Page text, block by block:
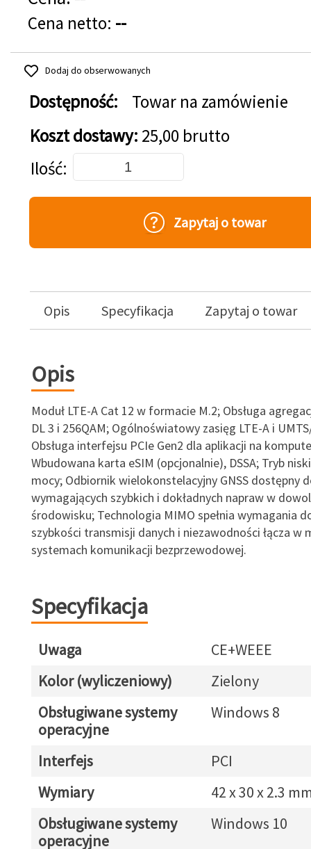
Cena netto: --
Dodaj do obserwowanych
Dostępność:
Towar na zamówienie
Koszt dostawy: 25,00 brutto
Dodaj do koszyka
Ilość
Zapytaj o towar
Opis Specyfikacja Zapytaj o towar
Opis
Moduł LTE-A Cat 12 w formacie M.2; Obsługa
DL 3 i 256QAM; Ogólnoświatowy zasięg LTE-A i
Obsługa interfejsu PCIe Gen2 dla aplikacji na
Wbudowana karta eSIM (opcjonalnie), DSSA; Tryb
mocy; Odbiornik wielokonstelacyjny GNSS dostępny
wymagających szybkich i dokładnych napraw w
środowisku; Technologia MIMO spełnia wymagania
szybkości transmisji danych i niezawodności łącza w
systemach komunikacji bezprzewodowej.
Specyfikacja
Uwaga
CE+WEEE
Kolor (wyliczeniowy)
Zielony
Obsługiwane systemy
operacyjne
Windows 8
Interfejs
PCI
Wymiary
42 x 30 x 2.3
Obsługiwane systemy
operacyjne
Windows 10